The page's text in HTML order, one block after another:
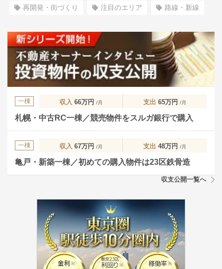
再開発・街づくり 注目のエリア 路線・新線
一棟 収入 66万円 /月 支出 65万円 /月
札幌・中古RC一棟／競売物件をスルガ銀行で購入
一棟 収入 67万円 /月 支出 48万円 /月
亀戸・新築一棟／初めての購入物件は23区鉄骨造
収支公開一覧へ